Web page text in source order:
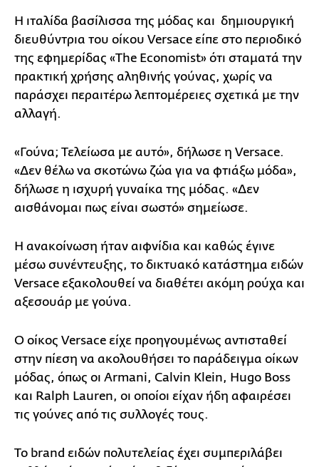
Η ιταλίδα βασίλισσα της μόδας και δημιουργική
διευθύντρια του οίκου Versace είπε στο περιοδικό
της εφημερίδας «The Economist» ότι σταματά την
πρακτική χρήσης αληθινής γούνας, χωρίς να
παράσχει περαιτέρω λεπτομέρειες σχετικά με την
αλλαγή.
«Γούνα; Τελείωσα με αυτό», δήλωσε η Versace.
«Δεν θέλω να σκοτώνω ζώα για να φτιάξω μόδα»,
δήλωσε η ισχυρή γυναίκα της μόδας. «Δεν
αισθάνομαι πως είναι σωστό» σημείωσε.
Η ανακοίνωση ήταν αιφνίδια και καθώς έγινε
μέσω συνέντευξης, το δικτυακό κατάστημα ειδών
Versace εξακολουθεί να διαθέτει ακόμη ρούχα και
αξεσουάρ με γούνα.
Ο οίκος Versace είχε προηγουμένως αντισταθεί
στην πίεση να ακολουθήσει το παράδειγμα οίκων
μόδας, όπως οι Armani, Calvin Klein, Hugo Boss
και Ralph Lauren, οι οποίοι είχαν ήδη αφαιρέσει
τις γούνες από τις συλλογές τους.
Το brand ειδών πολυτελείας έχει συμπεριλάβει